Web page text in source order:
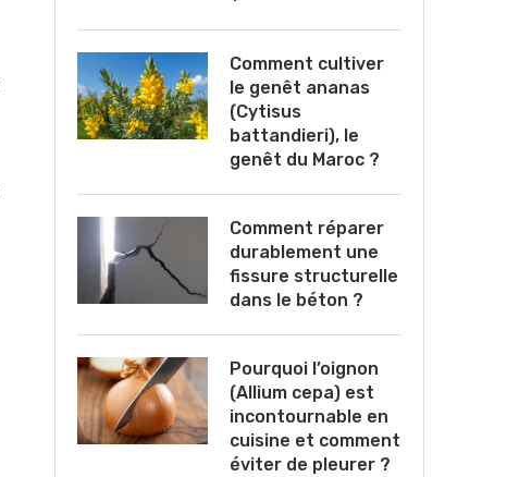
Comment cultiver
le genêt ananas
(Cytisus
battandieri), le
genêt du Maroc ?
Comment réparer
durablement une
fissure structurelle
dans le béton ?
Pourquoi l’oignon
(Allium cepa) est
incontournable en
cuisine et comment
éviter de pleurer ?